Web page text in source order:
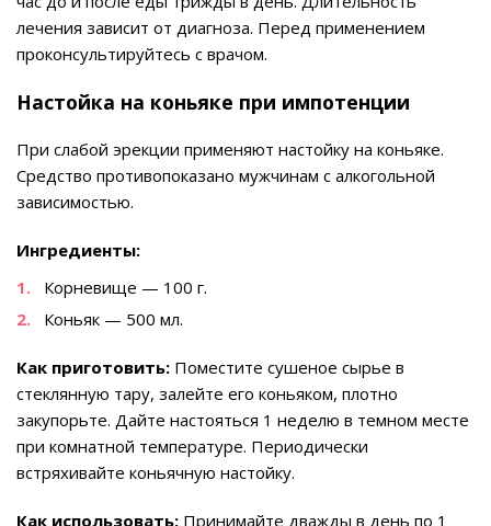
лечения зависит от диагноза. Перед применением
проконсультируйтесь с врачом.
Настойка на коньяке при импотенции
При слабой эрекции применяют настойку на коньяке.
Средство противопоказано мужчинам с алкогольной
зависимостью.
Ингредиенты:
Корневище — 100 г.
Коньяк — 500 мл.
Как приготовить: Поместите сушеное сырье в
стеклянную тару, залейте его коньяком, плотно
закупорьте. Дайте настояться 1 неделю в темном месте
при комнатной температуре. Периодически
встряхивайте коньячную настойку.
Как использовать: Принимайте дважды в день по 1